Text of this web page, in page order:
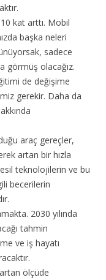
kat arttı. Mobil
başka neleri
sadece
görmüş olacağız.
de değişime
gerekir. Daha da
araç gereçler,
artan bir hızla
teknolojilerin ve bu
becerilerin
2030 yılında
tahmin
ve iş hayatı
artan ölçüde